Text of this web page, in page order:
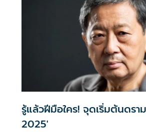
รู้แล้วฝีมือใคร! จุดเริ่มต้นดรา
2025'